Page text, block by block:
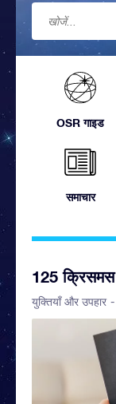
OSR गाइड
समाचार
125
युक्तियाँ और उपहार